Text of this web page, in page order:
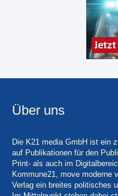
Über uns
Die K21 media GmbH ist ein
auf Publikationen für den
Print- als auch im
Kommune21, move moderne
Verlag ein breites politisches